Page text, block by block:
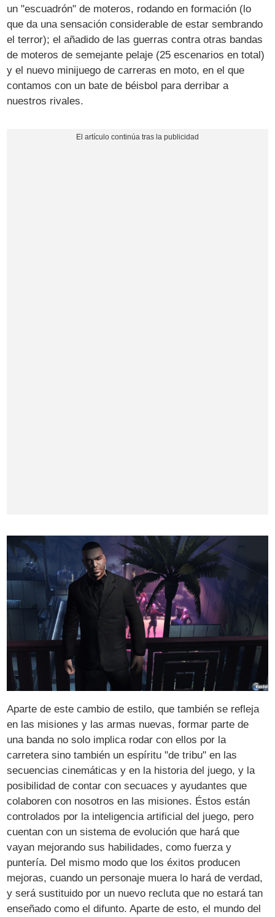
un "escuadrón" de moteros, rodando en formación (lo
que da una sensación considerable de estar sembrando
el terror); el añadido de las guerras contra otras bandas
de moteros de semejante pelaje (25 escenarios en total)
y el nuevo minijuego de carreras en moto, en el que
contamos con un bate de béisbol para derribar a
nuestros rivales.
Aparte de este cambio de estilo, que también se refleja
en las misiones y las armas nuevas, formar parte de
una banda no solo implica rodar con ellos por la
carretera sino también un espíritu "de tribu" en las
secuencias cinemáticas y en la historia del juego, y la
posibilidad de contar con secuaces y ayudantes que
colaboren con nosotros en las misiones. Éstos están
controlados por la inteligencia artificial del juego, pero
cuentan con un sistema de evolución que hará que
vayan mejorando sus habilidades, como fuerza y
puntería. Del mismo modo que los éxitos producen
mejoras, cuando un personaje muera lo hará de verdad,
y será sustituido por un nuevo recluta que no estará tan
enseñado como el difunto. Aparte de esto, el mundo del